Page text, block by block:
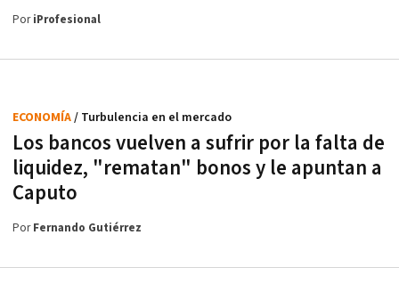
PoriProfesional
Los bancos vuelven a sufrir por la falta de
liquidez, "rematan" bonos y le apuntan a
Caputo
ECONOMÍA/ Turbulencia en el mercado
PorFernando Gutiérrez